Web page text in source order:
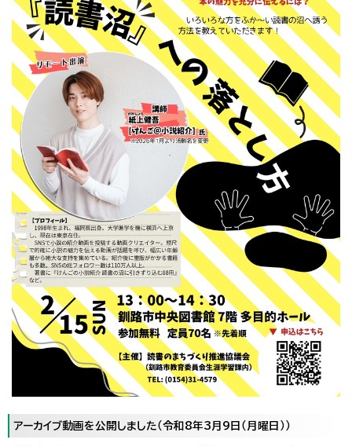
アーカイブ動画を公開しました（令和8年3月9日（月曜日））